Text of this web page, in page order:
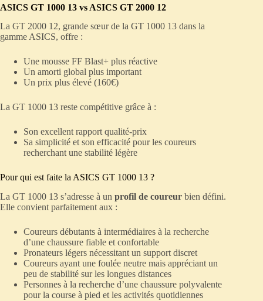
ASICS GT 1000 13 vs ASICS GT 2000 12
La GT 2000 12, grande sœur de la GT 1000 13 dans la
gamme ASICS, offre :
Une mousse FF Blast+ plus réactive
Un amorti global plus important
Un prix plus élevé (160€)
La GT 1000 13 reste compétitive grâce à :
Son excellent rapport qualité-prix
Sa simplicité et son efficacité pour les coureurs
recherchant une stabilité légère
Pour qui est faite la ASICS GT 1000 13 ?
La GT 1000 13 s’adresse à un profil de coureur bien défini.
Elle convient parfaitement aux :
Coureurs débutants à intermédiaires à la recherche
d’une chaussure fiable et confortable
Pronateurs légers nécessitant un support discret
Coureurs ayant une foulée neutre mais appréciant un
peu de stabilité sur les longues distances
Personnes à la recherche d’une chaussure polyvalente
pour la course à pied et les activités quotidiennes